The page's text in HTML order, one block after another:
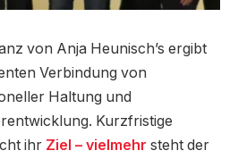
von Anja Heunisch’s ergibt
Verbindung von
Haltung und
Kurzfristige
ihr Ziel – vielmehr steht der